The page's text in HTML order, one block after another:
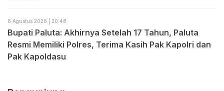
6 Agustus 2026 | 20:48
Bupati Paluta: Akhirnya Setelah 17 Tahun, Paluta
Resmi Memiliki Polres, Terima Kasih Pak Kapolri dan
Pak Kapoldasu